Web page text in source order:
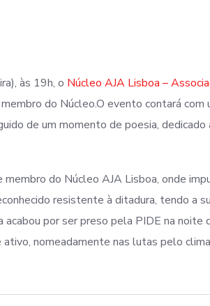
às 19h, o Núcleo AJA Lisboa –
do Núcleo.O evento contará
de um momento de poesia,
do Núcleo AJA Lisboa, onde
resistente à ditadura, tendo a
acabou por ser preso pela PIDE na
nomeadamente nas lutas pelo